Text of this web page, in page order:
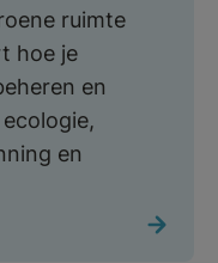
ruimte
hoe je
en
en